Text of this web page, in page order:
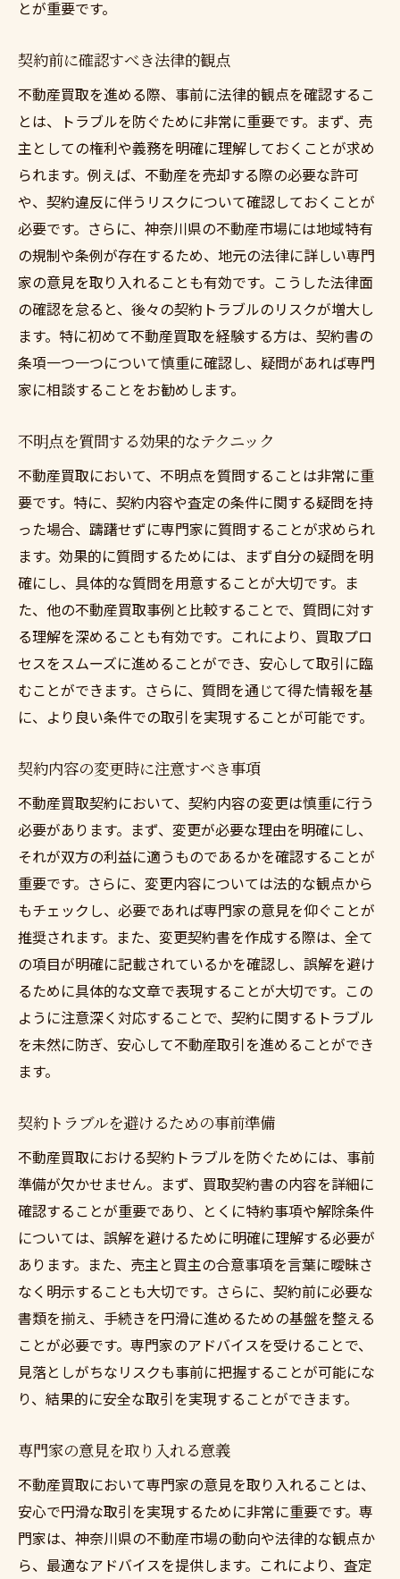
とが重要です。
契約前に確認すべき法律的観点
不動産買取を進める際、事前に法律的観点を確認するこ
とは、トラブルを防ぐために非常に重要です。まず、売
主としての権利や義務を明確に理解しておくことが求め
られます。例えば、不動産を売却する際の必要な許可
や、契約違反に伴うリスクについて確認しておくことが
必要です。さらに、神奈川県の不動産市場には地域特有
の規制や条例が存在するため、地元の法律に詳しい専門
家の意見を取り入れることも有効です。こうした法律面
の確認を怠ると、後々の契約トラブルのリスクが増大し
ます。特に初めて不動産買取を経験する方は、契約書の
条項一つ一つについて慎重に確認し、疑問があれば専門
家に相談することをお勧めします。
不明点を質問する効果的なテクニック
不動産買取において、不明点を質問することは非常に重
要です。特に、契約内容や査定の条件に関する疑問を持
った場合、躊躇せずに専門家に質問することが求められ
ます。効果的に質問するためには、まず自分の疑問を明
確にし、具体的な質問を用意することが大切です。ま
た、他の不動産買取事例と比較することで、質問に対す
る理解を深めることも有効です。これにより、買取プロ
セスをスムーズに進めることができ、安心して取引に臨
むことができます。さらに、質問を通じて得た情報を基
に、より良い条件での取引を実現することが可能です。
契約内容の変更時に注意すべき事項
不動産買取契約において、契約内容の変更は慎重に行う
必要があります。まず、変更が必要な理由を明確にし、
それが双方の利益に適うものであるかを確認することが
重要です。さらに、変更内容については法的な観点から
もチェックし、必要であれば専門家の意見を仰ぐことが
推奨されます。また、変更契約書を作成する際は、全て
の項目が明確に記載されているかを確認し、誤解を避け
るために具体的な文章で表現することが大切です。この
ように注意深く対応することで、契約に関するトラブル
を未然に防ぎ、安心して不動産取引を進めることができ
ます。
契約トラブルを避けるための事前準備
不動産買取における契約トラブルを防ぐためには、事前
準備が欠かせません。まず、買取契約書の内容を詳細に
確認することが重要であり、とくに特約事項や解除条件
については、誤解を避けるために明確に理解する必要が
あります。また、売主と買主の合意事項を言葉に曖昧さ
なく明示することも大切です。さらに、契約前に必要な
書類を揃え、手続きを円滑に進めるための基盤を整える
ことが必要です。専門家のアドバイスを受けることで、
見落としがちなリスクも事前に把握することが可能にな
り、結果的に安全な取引を実現することができます。
専門家の意見を取り入れる意義
不動産買取において専門家の意見を取り入れることは、
安心で円滑な取引を実現するために非常に重要です。専
門家は、神奈川県の不動産市場の動向や法律的な観点か
ら、最適なアドバイスを提供します。これにより、査定